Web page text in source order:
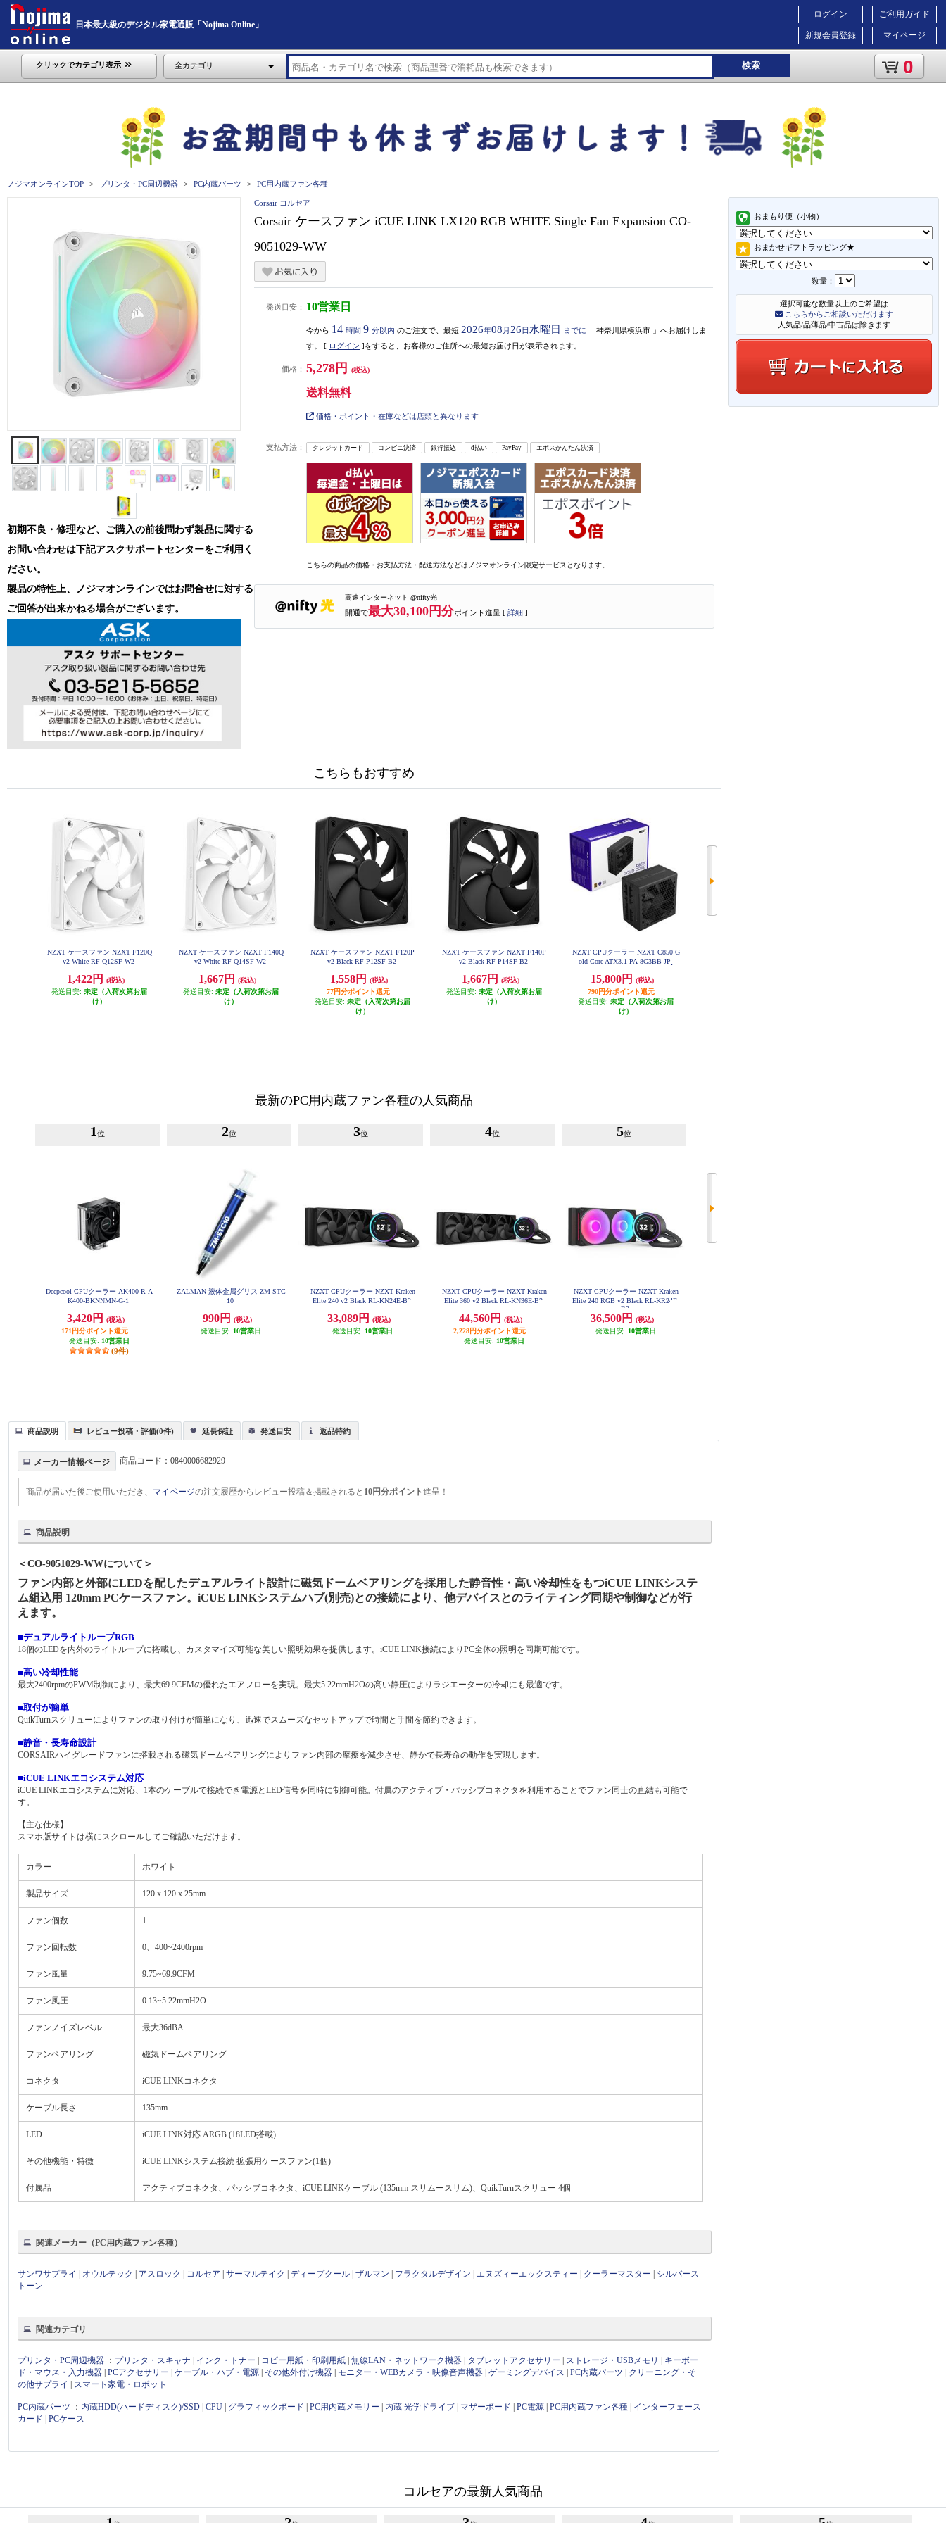
日本最大級のデジタル家電通販「Nojima Online」
ご利用ガイド
マイページ
ログイン
新規会員登録
クリックでカテゴリ表示 全カテゴリ 検索 0
ノジマオンラインTOP プリンタ・PC周辺機器 PC内蔵パーツ PC用内蔵ファン各種
おまもり便（小物）
おまかせギフトラッピング★
数量：
選択可能な数量以上のご希望は
こちらからご相談いただけます
人気品/品薄品/中古品は除きます
初期不良・修理など、ご購入の前後問わず製品に関する
お問い合わせは下記アスクサポートセンターをご利用く
ださい。
製品の特性上、ノジマオンラインではお問合せに対する
ご回答が出来かねる場合がございます。
Corsair コルセア
Corsair ケースファン iCUE LINK LX120 RGB WHITE Single Fan Expansion CO-
9051029-WW
発送目安： 10営業日
今から 14 時間 9 分以内 のご注文で、最短 2026年08 月 26日 水曜日 までに 「 神奈川県横浜市 」 へお届けしま
す。 [ ログイン ]をすると、お客様のご住所への最短お届け日が表示されます。
価格： 5,278円 (税込)
送料無料
価格・ポイント・在庫などは店頭と異なります
支払方法： クレジットカード コンビニ決済 銀行振込 d払い PayPay エポスかんたん決済
こちらの商品の価格・お支払方法・配送方法などはノジマオンライン限定サービスとなります。
高速インターネット @nifty光
開通で最大30,100円分ポイント進呈 [ 詳細 ]
こちらもおすすめ
NZXT ケースファン NZXT F120Q
v2 White RF-Q12SF-W2
1,422円
(税込)
発送目安: 未定（入荷次第お届
け）
NZXT ケースファン NZXT F140Q
v2 White RF-Q14SF-W2
1,667円
(税込)
発送目安: 未定（入荷次第お届
け）
NZXT ケースファン NZXT F120P
v2 Black RF-P12SF-B2
1,558円
(税込)
77円分ポイント還元
発送目安: 未定（入荷次第お届
け）
NZXT ケースファン NZXT F140P
v2 Black RF-P14SF-B2
1,667円
(税込)
発送目安: 未定（入荷次第お届
け）
NZXT CPUクーラー NZXT C850 G
old Core ATX3.1 PA-8G3BB-JP
15,800円
(税込)
790円分ポイント還元
発送目安: 未定（入荷次第お届
け）
最新のPC用内蔵ファン各種の人気商品
1 位
Deepcool CPUクーラー AK400 R-A
K400-BKNNMN-G-1
3,420円
(税込)
171円分ポイント還元
発送目安: 10営業日
(9件)
2位
ZALMAN 液体金属グリス ZM-STC
10
990円
(税込)
発送目安: 10営業日
3位
NZXT CPUクーラー NZXT Kraken
Elite 240 v2 Black RL-KN24E-B2
33,089円
(税込)
発送目安: 10営業日
4位
NZXT CPUクーラー NZXT Kraken
Elite 360 v2 Black RL-KN36E-B2
44,560円
(税込)
2,228円分ポイント還元
発送目安: 10営業日
5位
NZXT CPUクーラー NZXT Kraken
Elite 240 RGB v2 Black RL-KR24E-
B2
36,500円
(税込)
発送目安: 10営業日
商品説明 レビュー投稿・評価(0件) 延長保証 発送目安 返品特約
メーカー情報ページ 商品コード：0840006682929
商品が届いた後ご使用いただき、 マイページの注文履歴からレビュー投稿＆掲載されると 10円分ポイント進呈！
商品説明
＜CO-9051029-WWについて＞
ファン内部と外部にLEDを配したデュアルライト設計に磁気ドームベアリングを採用した静音性・高い冷却性をもつiCUE LINKシステ
ム組込用 120mm PCケースファン。iCUE LINKシステムハブ(別売)との接続により、他デバイスとのライティング同期や制御などが行
えます。
■デュアルライトループRGB
18個のLEDを内外のライトループに搭載し、カスタマイズ可能な美しい照明効果を提供します。iCUE LINK接続によりPC全体の照明を同期可能です。
■高い冷却性能
最大2400rpmのPWM制御により、最大69.9CFMの優れたエアフローを実現。最大5.22mmH2Oの高い静圧によりラジエーターの冷却にも最適です。
■取付が簡単
QuikTurnスクリューによりファンの取り付けが簡単になり、迅速でスムーズなセットアップで時間と手間を節約できます。
■静音・長寿命設計
CORSAIRハイグレードファンに搭載される磁気ドームベアリングによりファン内部の摩擦を減少させ、静かで長寿命の動作を実現します。
■iCUE LINKエコシステム対応
iCUE LINKエコシステムに対応、1本のケーブルで接続でき電源とLED信号を同時に制御可能。付属のアクティブ・パッシブコネクタを利用することでファン同士の直結も可能で
す。
【主な仕様】
スマホ版サイトは横にスクロールしてご確認いただけます。
カラー ホワイト
製品サイズ 120 x 120 x 25mm
ファン個数 1
ファン回転数 0、400~2400rpm
ファン風量 9.75~69.9CFM
ファン風圧 0.13~5.22mmH2O
ファンノイズレベル 最大36dBA
ファンベアリング 磁気ドームベアリング
コネクタ iCUE LINKコネクタ
ケーブル長さ 135mm
LED iCUE LINK対応 ARGB (18LED搭載)
その他機能・特徴 iCUE LINKシステム接続 拡張用ケースファン(1個)
付属品 アクティブコネクタ、パッシブコネクタ、iCUE LINKケーブル (135mm スリムースリム)、QuikTurnスクリュー 4個
関連メーカー（PC用内蔵ファン各種）
サンワサプライ | オウルテック | アスロック | コルセア |サーマルテイク |ディープクール |ザルマン | フラクタルデザイン | エヌズィーエックスティー | クーラーマスター | シルバース
トーン
関連カテゴリ
プリンタ・PC周辺機器 ： プリンタ・スキャナ | インク・トナー | コピー用紙・印刷用紙 |無線LAN・ネットワーク機器 | タブレットアクセサリー | ストレージ・USBメモリ | キーボー
ド・マウス・入力機器 |PCアクセサリー |ケーブル・ハブ・電源 | その他外付け機器 | モニター・WEBカメラ・映像音声機器 |ゲーミングデバイス |PC内蔵パーツ | クリーニング・そ
の他サプライ | スマート家電・ロボット
PC内蔵パーツ ： 内蔵HDD(ハードディスク)/SSD |CPU | グラフィックボード |PC用内蔵メモリー | 内蔵 光学ドライブ | マザーボード |PC電源 |PC用内蔵ファン各種 | インターフェース
カード |PCケース
コルセアの最新人気商品